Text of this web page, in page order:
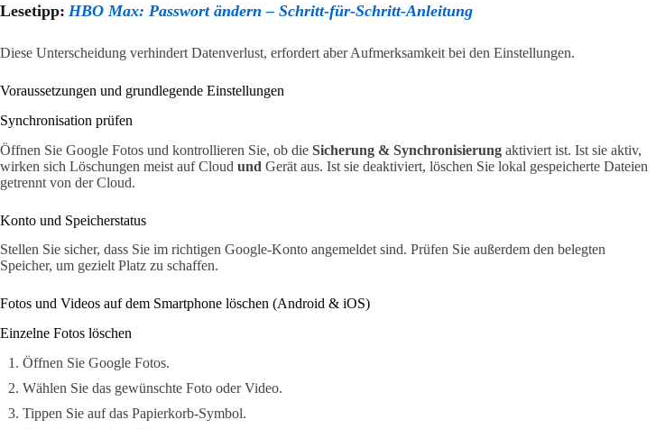
Lesetipp: HBO Max: Passwort ändern – Schritt-für-Schritt-Anleitung
Diese Unterscheidung verhindert Datenverlust, erfordert aber Aufmerksamkeit bei den Einstellungen.
Voraussetzungen und grundlegende Einstellungen
Synchronisation prüfen
Öffnen Sie Google Fotos und kontrollieren Sie, ob die Sicherung & Synchronisierung aktiviert ist. Ist sie aktiv,
wirken sich Löschungen meist auf Cloud und Gerät aus. Ist sie deaktiviert, löschen Sie lokal gespeicherte Dateien
getrennt von der Cloud.
Konto und Speicherstatus
Stellen Sie sicher, dass Sie im richtigen Google-Konto angemeldet sind. Prüfen Sie außerdem den belegten
Speicher, um gezielt Platz zu schaffen.
Fotos und Videos auf dem Smartphone löschen (Android & iOS)
Einzelne Fotos löschen
Öffnen Sie Google Fotos.
Wählen Sie das gewünschte Foto oder Video.
Tippen Sie auf das Papierkorb-Symbol.